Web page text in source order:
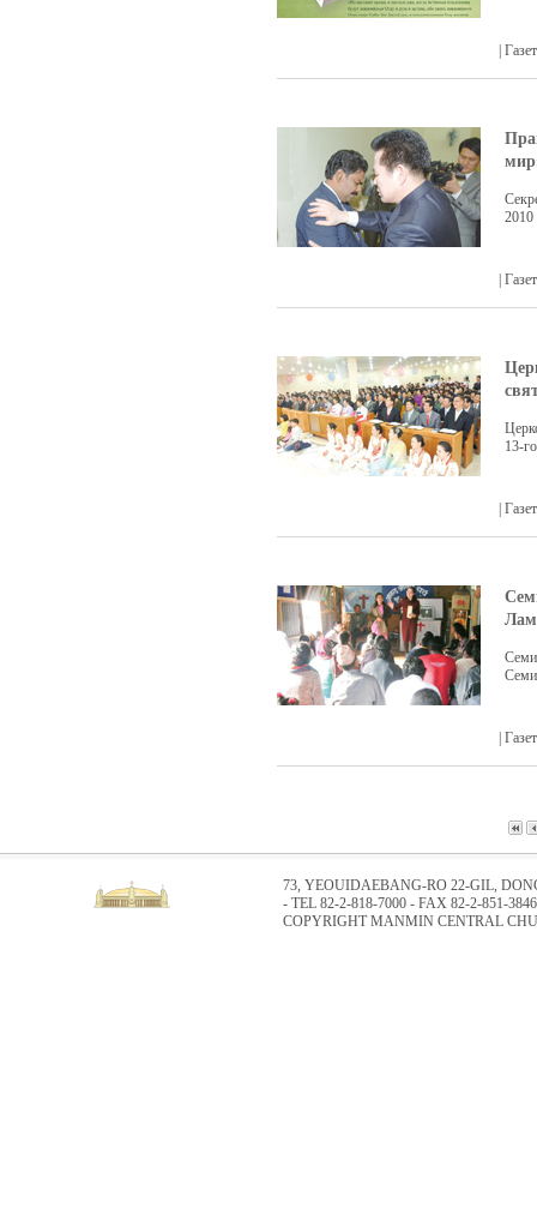
|
2010
|
13-
|
|
73, YEOUIDAEBANG-RO 22-GIL,
- TEL 82-2-818-7000 - FAX 82-2-851-3846
COPYRIGHT MANMIN CENTRAL